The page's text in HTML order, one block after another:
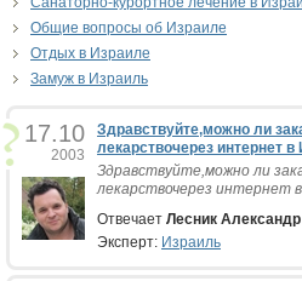
Общие вопросы об Израиле
Отдых в Израиле
Замуж в Израиль
17.10
2003
Здравствуйте,можно ли
лекарствочерез интернет в
Здравствуйте,можно ли
лекарствочерез интернет
Отвечает Лесник Александр
Эксперт: Израиль